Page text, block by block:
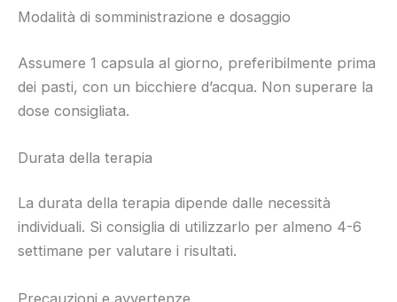
Modalità di somministrazione e dosaggio
Assumere 1 capsula al giorno, preferibilmente prima
dei pasti, con un bicchiere d’acqua. Non superare la
dose consigliata.
Durata della terapia
La durata della terapia dipende dalle necessità
individuali. Si consiglia di utilizzarlo per almeno 4-6
settimane per valutare i risultati.
Precauzioni e avvertenze